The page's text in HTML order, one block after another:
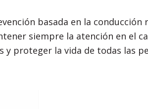
basada en la conducción
siempre la atención en el
proteger la vida de todas las